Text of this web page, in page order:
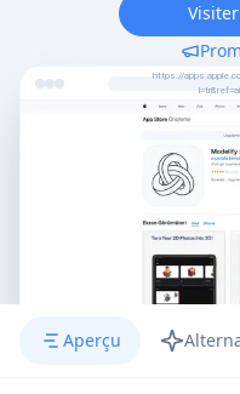
https://
Aperçu